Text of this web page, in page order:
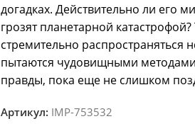
догадках. Действительно ли его
грозят планетарной
стремительно распространяться
пытаются чудовищными
правды, пока еще не слишком
Артикул: IMP-753532